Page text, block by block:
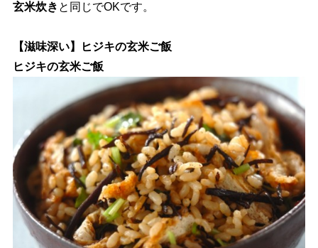
玄米炊き と同じでOKです。
【滋味深い】ヒジキの玄米ご飯
ヒジキの玄米ご飯